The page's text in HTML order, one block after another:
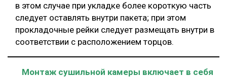
в этом случае при укладке более короткую часть
следует оставлять внутри пакета; при этом
прокладочные рейки следует размещать внутри в
соответствии с расположением торцов.
Монтаж сушильной камеры включает в себя